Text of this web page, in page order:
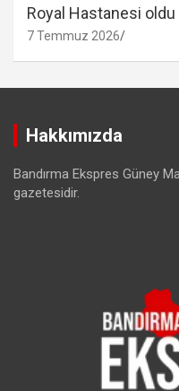
Royal Hastanesi oldu
7 Temmuz 2026
Hakkımızda
Bandırma Ekspres Güney
gazetesidir.